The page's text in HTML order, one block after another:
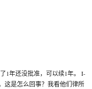
1年还没批准，可以续1年。 I-
这是怎么回事？我看他们律所